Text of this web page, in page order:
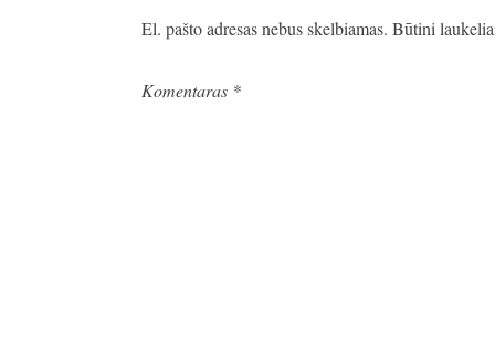
El. pašto adresas nebus skelbiamas. Būtini
Komentaras *